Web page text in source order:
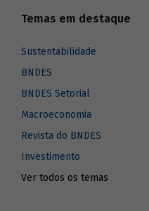
Temas em destaque
Sustentabilidade
BNDES
BNDES Setorial
Macroeconomia
Revista do BNDES
Investimento
Ver todos os temas